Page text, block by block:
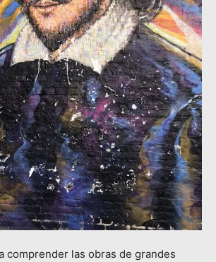
comprender las obras de grandes